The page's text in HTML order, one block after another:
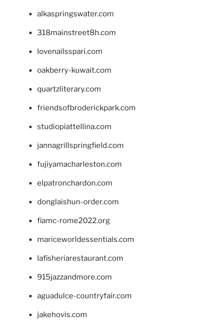
alkaspringswater.com
318mainstreet8h.com
lovenailsspari.com
oakberry-kuwait.com
quartzliterary.com
friendsofbroderickpark.com
studiopiattellina.com
jannagrillspringfield.com
fujiyamacharleston.com
elpatronchardon.com
donglaishun-order.com
fiamc-rome2022.org
mariceworldessentials.com
lafisheriarestaurant.com
915jazzandmore.com
aguadulce-countryfair.com
jakehovis.com